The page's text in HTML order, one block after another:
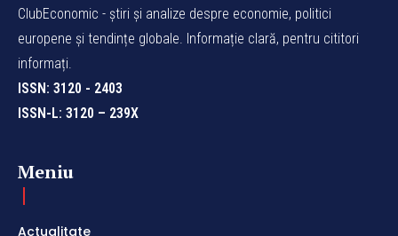
ClubEconomic - știri și analize despre economie, politici
europene și tendințe globale. Informație clară, pentru cititori
informați.
ISSN: 3120 - 2403
ISSN-L: 3120 – 239X
Meniu
Actualitate